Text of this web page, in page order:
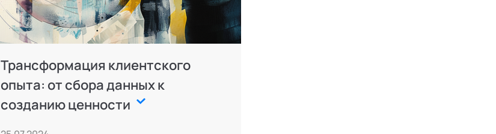
Трансформация клиентского
опыта: от сбора данных к
созданию ценности